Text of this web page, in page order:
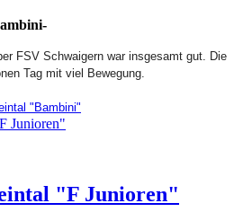
FSV Schwaigern war insgesamt gut. Die
Tag mit viel Bewegung.
"Bambini"
"F Junioren"